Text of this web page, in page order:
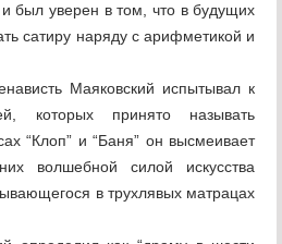
был уверен в том, что в будущих
сатиру наряду с арифметикой и
Маяковский испытывал к
которых принято называть
“Клоп” и “Баня” он высмеивает
волшебной силой искусства
в трухлявых матрацах